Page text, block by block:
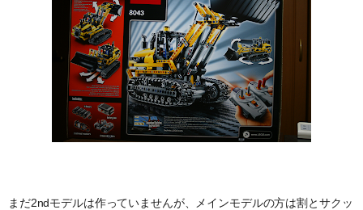
まだ2ndモデルは作っていませんが、メインモデルの方は割とサクッ